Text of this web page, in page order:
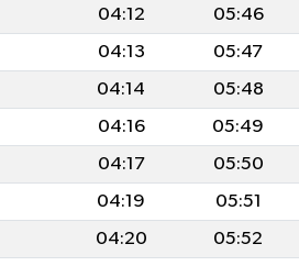
04:12 05:46
04:13 05:47
04:14 05:48
04:16 05:49
04:17 05:50
04:19 05:51
04:20 05:52